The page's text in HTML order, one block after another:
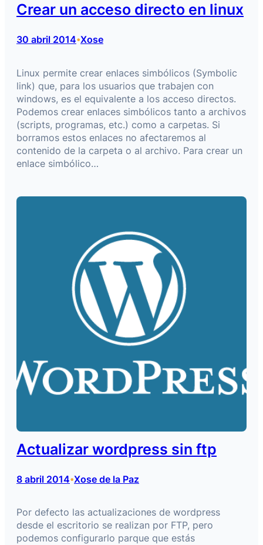
Crear un acceso directo en linux
30 abril 2014•Xose
Linux permite crear enlaces simbólicos (Symbolic
link) que, para los usuarios que trabajen con
windows, es el equivalente a los acceso directos.
Podemos crear enlaces simbólicos tanto a archivos
(scripts, programas, etc.) como a carpetas. Si
borramos estos enlaces no afectaremos al
contenido de la carpeta o al archivo. Para crear un
enlace simbólico…
Actualizar wordpress sin ftp
8 abril 2014•Xose de la Paz
Por defecto las actualizaciones de wordpress
desde el escritorio se realizan por FTP, pero
podemos configurarlo parque que estás